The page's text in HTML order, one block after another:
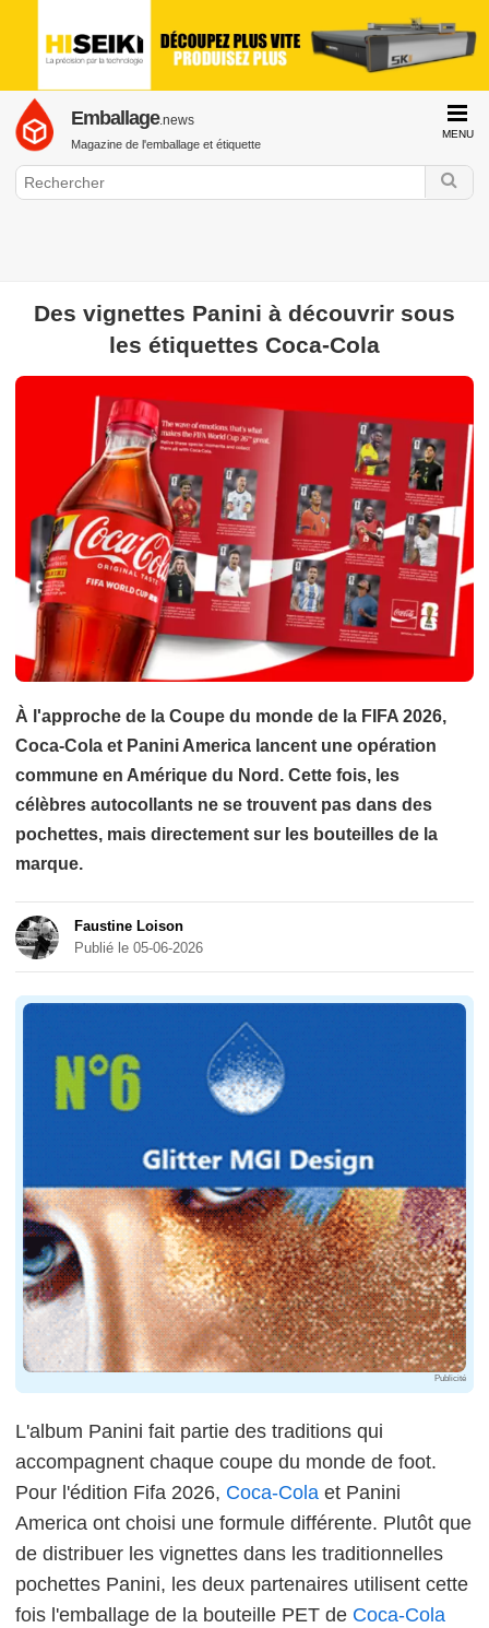
MENU
Emballage.news
Magazine de l'emballage et étiquette
GraphiLine.com
Emballage / Etiquette Drupa Emballage alimentaire
Des vignettes Panini à découvrir sous
les étiquettes Coca-Cola
À l'approche de la Coupe du monde de la FIFA 2026,
Coca-Cola et Panini America lancent une opération
commune en Amérique du Nord. Cette fois, les
célèbres autocollants ne se trouvent pas dans des
pochettes, mais directement sur les bouteilles de la
marque.
Faustine Loison
Publié le 05-06-2026
Publicité
L'album Panini fait partie des traditions qui
accompagnent chaque coupe du monde de foot.
Pour l'édition Fifa 2026, Coca-Cola et Panini
America ont choisi une formule différente. Plutôt que
de distribuer les vignettes dans les traditionnelles
pochettes Panini, les deux partenaires utilisent cette
fois l'emballage de la bouteille PET de Coca-Cola